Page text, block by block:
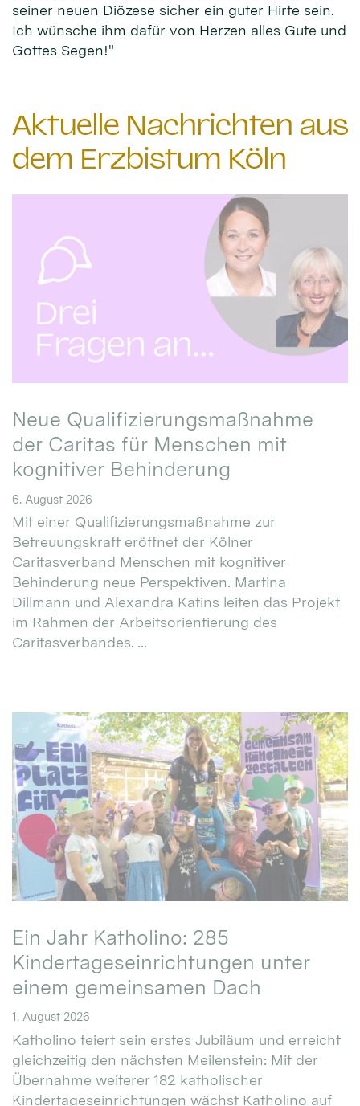
seiner neuen Diözese sicher ein guter Hirte sein.
Ich wünsche ihm dafür von Herzen alles Gute und
Gottes Segen!"
Aktuelle Nachrichten aus
dem Erzbistum Köln
Neue Qualifizierungsmaßnahme
der Caritas für Menschen mit
kognitiver Behinderung
6. August 2026
Mit einer Qualifizierungsmaßnahme zur
Betreuungskraft eröffnet der Kölner
Caritasverband Menschen mit kognitiver
Behinderung neue Perspektiven. Martina
Dillmann und Alexandra Katins leiten das Projekt
im Rahmen der Arbeitsorientierung des
Caritasverbandes. ...
Ein Jahr Katholino: 285
Kindertageseinrichtungen unter
einem gemeinsamen Dach
1. August 2026
Katholino feiert sein erstes Jubiläum und erreicht
gleichzeitig den nächsten Meilenstein: Mit der
Übernahme weiterer 182 katholischer
Kindertageseinrichtungen wächst Katholino auf